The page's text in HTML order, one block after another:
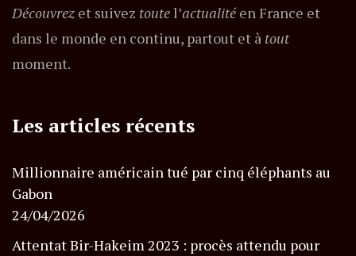
Découvrez et suivez toutel’actualitéen France et
dans le monde en continu, partout et à tout
moment.
Les articles récents
Millionnaire américain tué par cinq éléphants au
Gabon
24/04/2026
Attentat Bir-Hakeim 2023 : procès attendu pour